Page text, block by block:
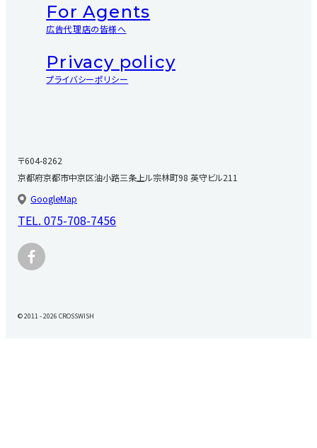
〒604-8262
京都府京都市中京区油小路三条上ル宗林町98 英守ビル211
GoogleMap
TEL.075-708-7456
For Agents
広告代理店の皆様へ
Privacy policy
プライバシーポリシー
© 2011 - 2026 CROSSWISH